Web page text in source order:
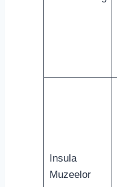
Insula
Muzeelor